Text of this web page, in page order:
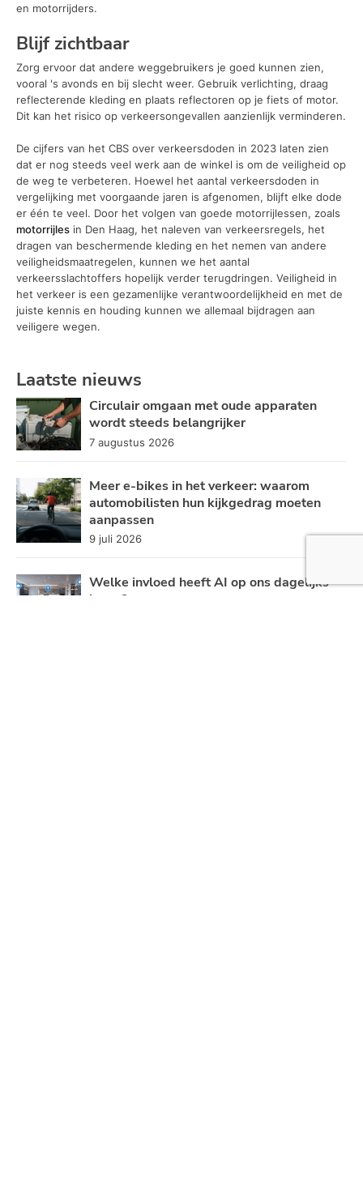
en motorrijders.
Blijf zichtbaar
Zorg ervoor dat andere weggebruikers je goed kunnen zien,
vooral 's avonds en bij slecht weer. Gebruik verlichting, draag
reflecterende kleding en plaats reflectoren op je fiets of motor.
Dit kan het risico op verkeersongevallen aanzienlijk verminderen.
De cijfers van het CBS over verkeersdoden in 2023 laten zien
dat er nog steeds veel werk aan de winkel is om de veiligheid op
de weg te verbeteren. Hoewel het aantal verkeersdoden in
vergelijking met voorgaande jaren is afgenomen, blijft elke dode
er één te veel. Door het volgen van goede motorrijlessen, zoals
motorrijles in Den Haag, het naleven van verkeersregels, het
dragen van beschermende kleding en het nemen van andere
veiligheidsmaatregelen, kunnen we het aantal
verkeersslachtoffers hopelijk verder terugdringen. Veiligheid in
het verkeer is een gezamenlijke verantwoordelijkheid en met de
juiste kennis en houding kunnen we allemaal bijdragen aan
veiligere wegen.
Laatste nieuws
Circulair omgaan met oude apparaten
wordt steeds belangrijker
7 augustus 2026
Meer e-bikes in het verkeer: waarom
automobilisten hun kijkgedrag moeten
aanpassen
9 juli 2026
Welke invloed heeft AI op ons dagelijks
leven?